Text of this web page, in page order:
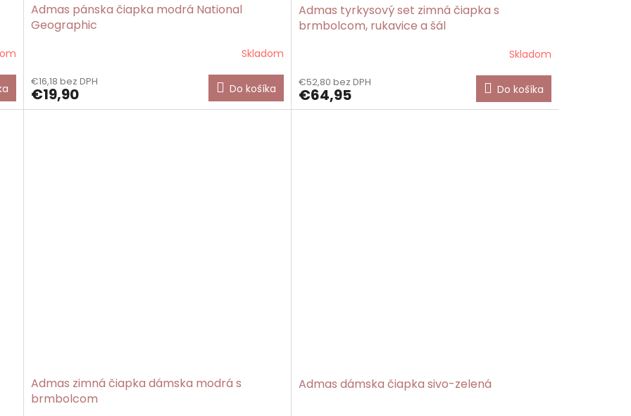
Admas pánska čiapka modrá National
Geographic
Skladom
€16,18 bez DPH
€19,90 Do košíka
Admas tyrkysový set zimná čiapka s
brmbolcom, rukavice a šál
Skladom
€52,80 bez DPH
€64,95 Do košíka
Admas zimná čiapka dámska modrá s
brmbolcom
Admas dámska čiapka sivo-zelená